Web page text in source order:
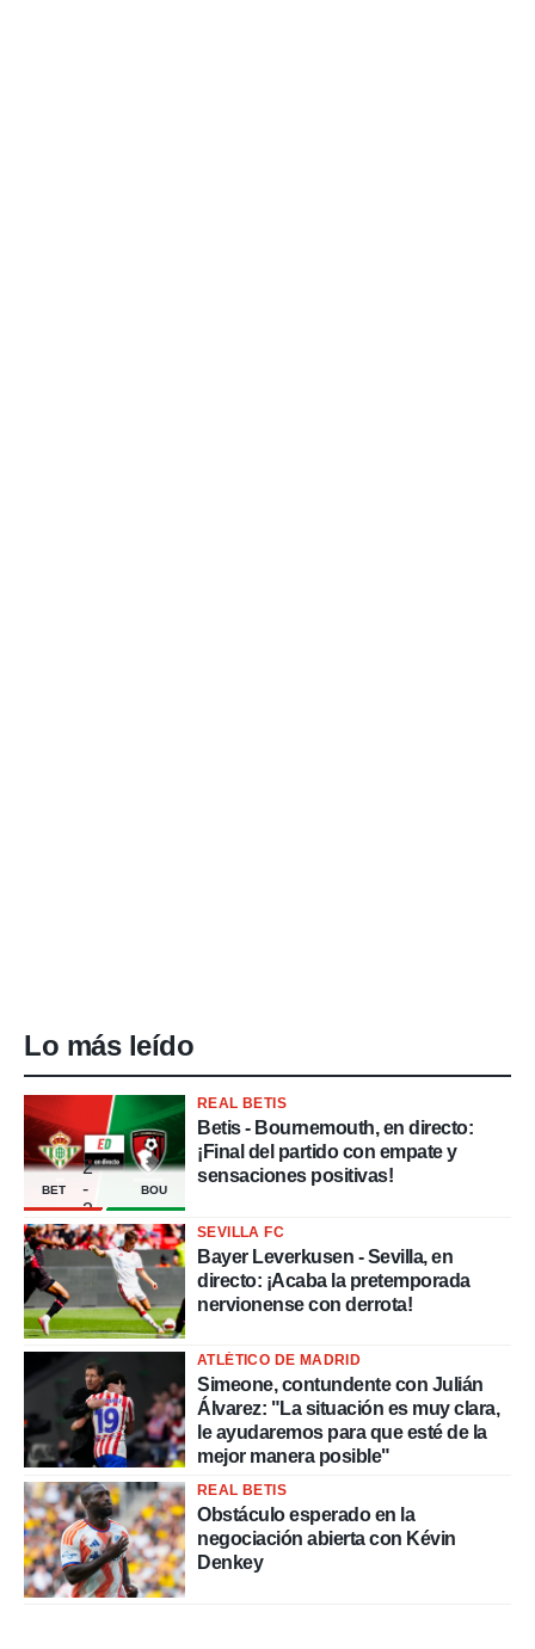
Lo más leído
BET
2
-
2
BOU
REAL BETIS
Betis - Bournemouth, en directo:
¡Final del partido con empate y
sensaciones positivas!
SEVILLA FC
Bayer Leverkusen - Sevilla, en
directo: ¡Acaba la pretemporada
nervionense con derrota!
ATLÉTICO DE MADRID
Simeone, contundente con Julián
Álvarez: "La situación es muy clara,
le ayudaremos para que esté de la
mejor manera posible"
REAL BETIS
Obstáculo esperado en la
negociación abierta con Kévin
Denkey